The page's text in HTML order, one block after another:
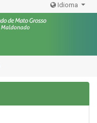
Idioma